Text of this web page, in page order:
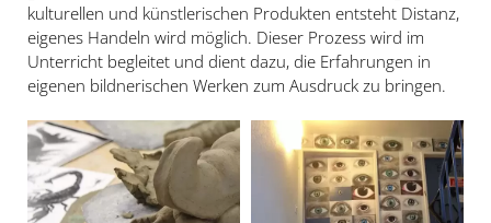
kulturellen und künstlerischen Produkten entsteht Distanz,
eigenes Handeln wird möglich. Dieser Prozess wird im
Unterricht begleitet und dient dazu, die Erfahrungen in
eigenen bildnerischen Werken zum Ausdruck zu bringen.